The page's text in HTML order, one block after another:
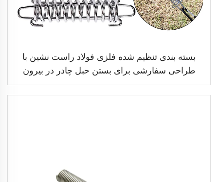
بسته بندی تنظیم شده فلزی فولاد راست نشین با
طراحی سفارشی برای بستن حبل چادر در بیرون